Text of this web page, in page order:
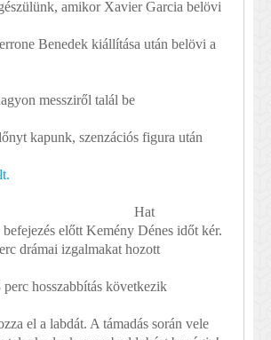
amikor Xavier Garcia belövi
Benedek kiállítása után belövi a
messziről talál be
kapunk, szenzációs figura után
Hat
befejezés előtt Kemény Dénes időt kér.
drámai izgalmakat hozott
hosszabbítás következik
el a labdát. A támadás során vele